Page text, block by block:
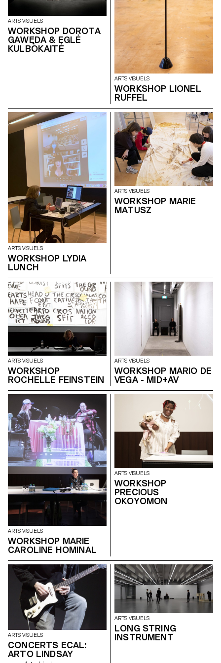
ARTS VISUELS
WORKSHOP DOROTA
GAWĘDA & EGLĖ
KULBOKAITĖ
ARTS VISUELS
WORKSHOP LIONEL
RUFFEL
ARTS VISUELS
WORKSHOP LYDIA
LUNCH
ARTS VISUELS
WORKSHOP MARIE
MATUSZ
ARTS VISUELS
WORKSHOP
ROCHELLE FEINSTEIN
ARTS VISUELS
WORKSHOP MARIO DE
VEGA - MID+AV
ARTS VISUELS
WORKSHOP MARIE
CAROLINE HOMINAL
ARTS VISUELS
WORKSHOP
PRECIOUS
OKOYOMON
ARTS VISUELS
CONCERTS ECAL:
ARTO LINDSAY
ARTS VISUELS
LONG STRING
INSTRUMENT